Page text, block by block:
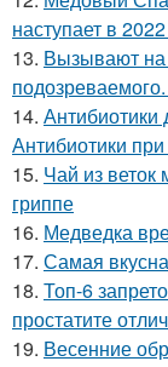
наступает в
13. Вызывают на
14.
Антибиотики
15. Чай из веток
гриппе
16. Медведка
17. Самая
18. Топ-6
простатите
19. Весенние